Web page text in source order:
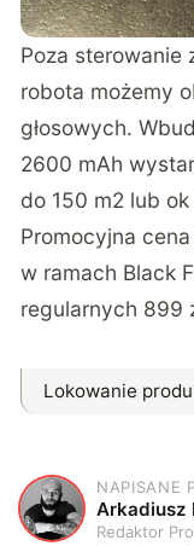
Poza sterowanie
robota możemy
głosowych.
2600 mAh
do 150 m2 lub
Promocyjna
w ramach Black
regularnych 899
Lokowanie
A
NAPISANE
Arkadiusz
Redaktor